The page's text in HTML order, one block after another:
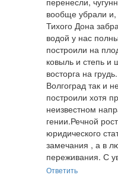
вообще убрали и,
Тихого Дона
водой у нас
построили на
ковыль и степь и
восторга на
Волгоград так и
построили хотя
неизвестном
гении.Речной
юридического
замечания , а в
переживания. С
Ответить